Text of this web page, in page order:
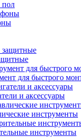
пол
для быстрого
и аксессуары
инструменты
инструменты